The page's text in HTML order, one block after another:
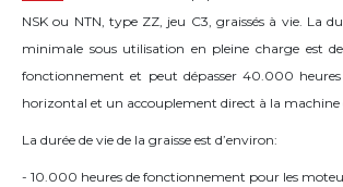
NSK ou NTN, type ZZ, jeu C3, graissés à vie. La
minimale sous utilisation en pleine charge est
fonctionnement et peut dépasser 40.000
horizontal et un accouplement direct à la machine
La durée de vie de la graisse est d’environ:
- 10.000 heures de fonctionnement pour les